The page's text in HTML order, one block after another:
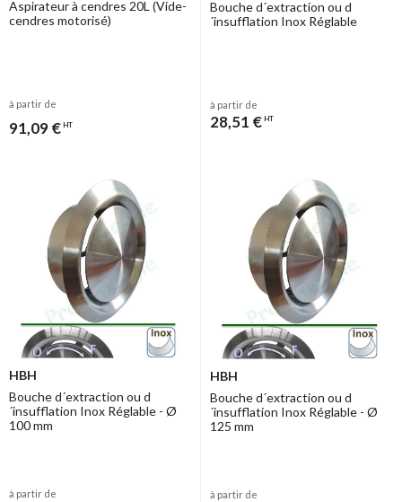
Aspirateur à cendres 20L (Vide-
cendres motorisé)
à partir de
91,09 € HT
Bouche d´extraction ou d
´insufflation Inox Réglable
à partir de
28,51 € HT
HBH
Bouche d´extraction ou d
´insufflation Inox Réglable - Ø
100 mm
à partir de
HBH
Bouche d´extraction ou d
´insufflation Inox Réglable - Ø
125 mm
à partir de